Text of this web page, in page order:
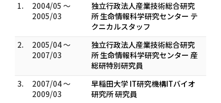
1.
2004/05 ～
2005/03
独立行政法人産業技術総合研究
所 生命情報科学研究センター テ
クニカルスタッフ
2.
2005/04 ～
2007/03
独立行政法人産業技術総合研究
所 生命情報科学研究センター 産
総研特別研究員
3.
2007/04 ～
2009/03
早稲田大学 IT研究機構ITバイオ
研究所 研究員